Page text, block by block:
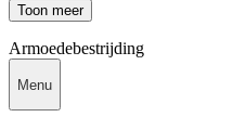
Toon meer
Armoedebestrijding
Menu